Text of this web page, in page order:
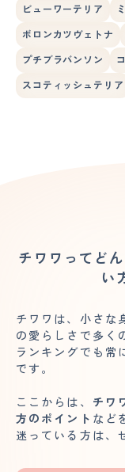
ビューワーテリア
ボロンカツヴェトナ
プチブラバンソン
スコティッシュテリア
チワワってど
い
チワワは、小さな
の愛らしさで多く
ランキングでも常
です。
ここからは、 チワ
方のポイント など
迷っている方は、